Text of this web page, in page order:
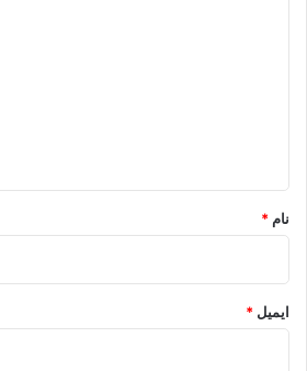
نام *
ایمیل *